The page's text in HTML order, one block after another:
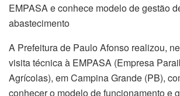
EMPASA e conhece modelo de gestão
abastecimento
​A Prefeitura de Paulo Afonso realizou,
visita técnica à EMPASA (Empresa
Agrícolas), em Campina Grande (PB),
conhecer o modelo de funcionamento e